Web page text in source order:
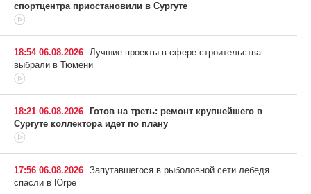
спортцентра приостановили в Сургуте
18:54 06.08.2026 Лучшие проекты в сфере строительства
выбрали в Тюмени
18:21 06.08.2026
Готов на треть: ремонт крупнейшего в
Сургуте коллектора идет по плану
17:56 06.08.2026 Запутавшегося в рыболовной сети лебедя
спасли в Югре